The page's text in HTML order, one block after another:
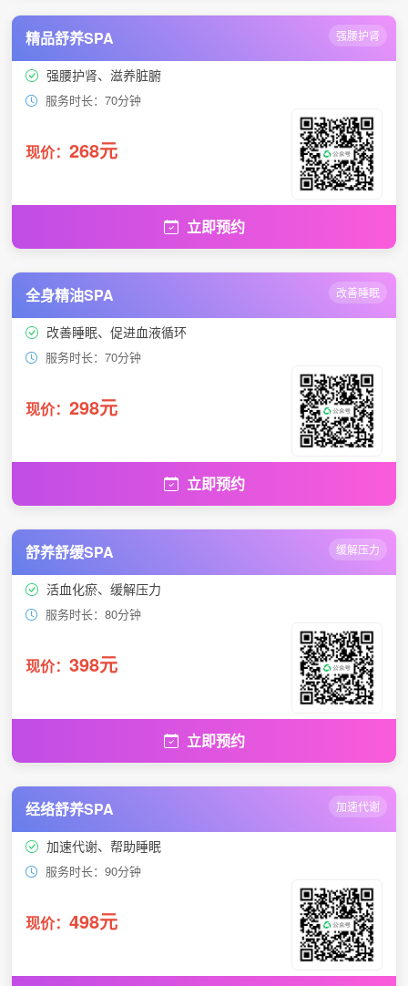
精品舒养SPA 强腰护肾
强腰护肾、滋养脏腑
服务时长：70分钟
现价： 268元
立即预约
全身精油SPA 改善睡眠
改善睡眠、促进血液循环
服务时长：70分钟
现价： 298元
立即预约
舒养舒缓SPA 缓解压力
活血化瘀、缓解压力
服务时长：80分钟
现价： 398元
立即预约
经络舒养SPA 加速代谢
加速代谢、帮助睡眠
服务时长：90分钟
现价： 498元